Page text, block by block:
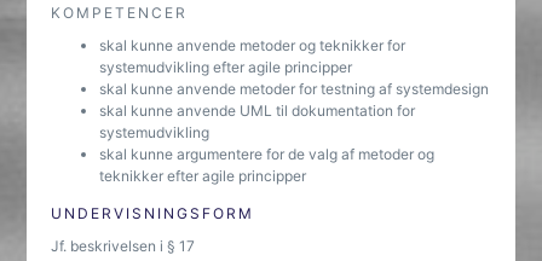
KOMPETENCER
skal kunne anvende metoder og teknikker for
systemudvikling efter agile principper
skal kunne anvende metoder for testning af systemdesign
skal kunne anvende UML til dokumentation for
systemudvikling
skal kunne argumentere for de valg af metoder og
teknikker efter agile principper
UNDERVISNINGSFORM
Jf. beskrivelsen i § 17